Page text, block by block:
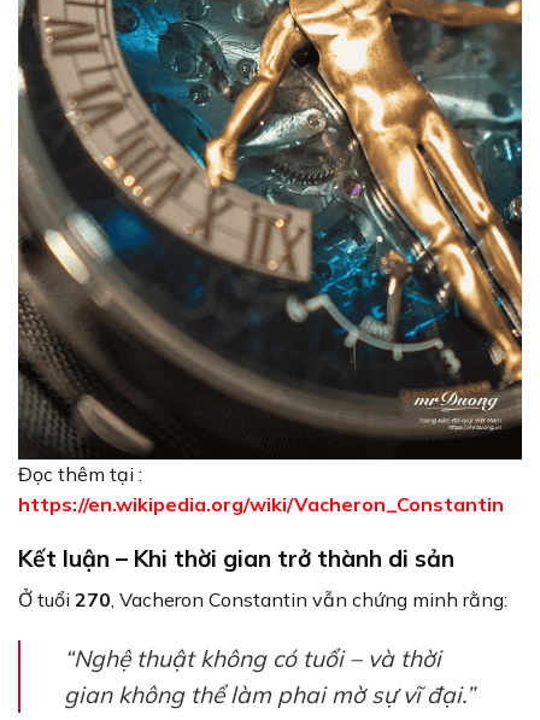
Đọc thêm tại :
https://en.wikipedia.org/wiki/Vacheron_Constantin
Kết luận – Khi thời gian trở thành di sản
Ở tuổi 270, Vacheron Constantin vẫn chứng minh rằng:
“Nghệ thuật không có tuổi – và thời
gian không thể làm phai mờ sự vĩ đại.”